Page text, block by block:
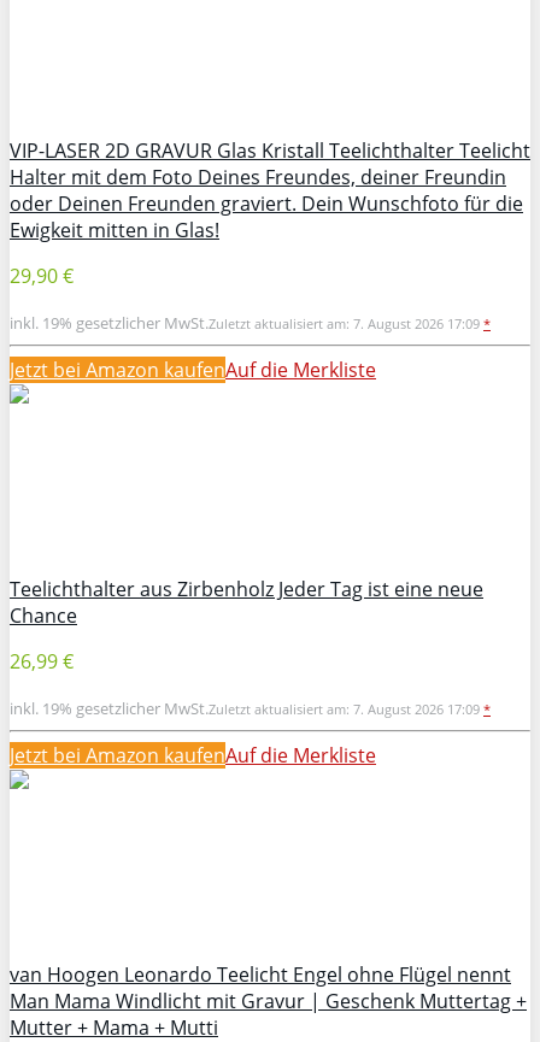
VIP-LASER 2D GRAVUR Glas Kristall Teelichthalter Teelicht
Halter mit dem Foto Deines Freundes, deiner Freundin
oder Deinen Freunden graviert. Dein Wunschfoto für die
Ewigkeit mitten in Glas!
29,90 €
inkl. 19% gesetzlicher MwSt.Zuletzt aktualisiert am: 7. August 2026 17:09 *
Jetzt bei Amazon kaufenAuf die Merkliste
Teelichthalter aus Zirbenholz Jeder Tag ist eine neue
Chance
26,99 €
inkl. 19% gesetzlicher MwSt.Zuletzt aktualisiert am: 7. August 2026 17:09 *
Jetzt bei Amazon kaufenAuf die Merkliste
van Hoogen Leonardo Teelicht Engel ohne Flügel nennt
Man Mama Windlicht mit Gravur | Geschenk Muttertag +
Mutter + Mama + Mutti